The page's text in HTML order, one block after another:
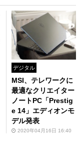
デジタル
MSI、テレワークに
最適なクリエイター
ノートPC「Prestig
e 14」エディオンモ
デル発表
2020年04月16日 16:40